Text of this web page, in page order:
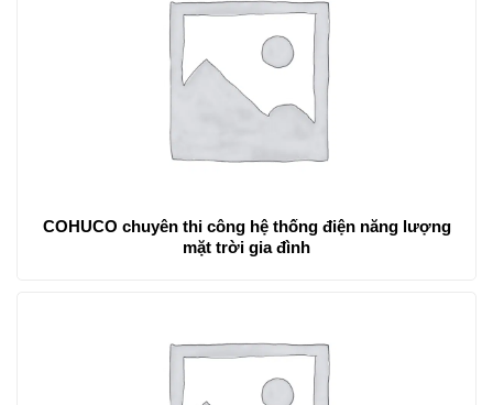
COHUCO chuyên thi công hệ thống điện năng lượng
mặt trời gia đình